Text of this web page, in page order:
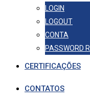
LOGIN
LOGOUT
CONTA
PASSWORD
CERTIFICAÇÕES
CONTATOS